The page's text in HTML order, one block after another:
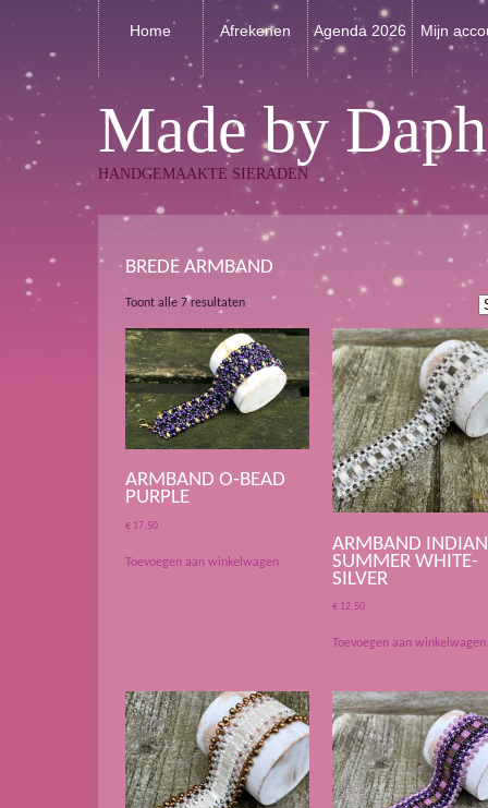
Home Afrekenen Agenda 2026 Mijn
Made by
HANDGEMAAKTE SIERADEN
BREDE ARMBAND
Toont alle 7 resultatenGesorteerd
nieuwste
ARMBAND O-BEAD
PURPLE
€ 17,50
Toevoegen aan winkelwagen
ARMBAND INDIAN
SUMMER WHITE-
SILVER
€ 12,50
Toevoegen aan winkelwagen